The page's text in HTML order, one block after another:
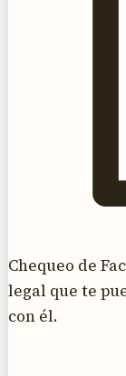
Chequeo de
legal que te
con él.